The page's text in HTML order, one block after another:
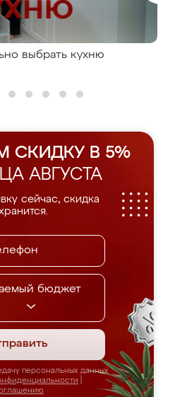
выбрать кухню
СКИДКУ В 5%
АВГУСТА
сейчас, скидка
бюджет
персональных данных